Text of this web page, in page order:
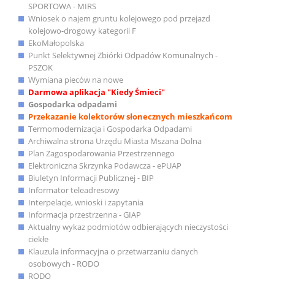
SPORTOWA - MIRS
Wniosek o najem gruntu kolejowego pod przejazd
kolejowo-drogowy kategorii F
EkoMałopolska
Punkt Selektywnej Zbiórki Odpadów Komunalnych -
PSZOK
Wymiana pieców na nowe
Darmowa aplikacja "Kiedy Śmieci"
Gospodarka odpadami
Przekazanie kolektorów słonecznych mieszkańcom
Termomodernizacja i Gospodarka Odpadami
Archiwalna strona Urzędu Miasta Mszana Dolna
Plan Zagospodarowania Przestrzennego
Elektroniczna Skrzynka Podawcza - ePUAP
Biuletyn Informacji Publicznej - BIP
Informator teleadresowy
Interpelacje, wnioski i zapytania
Informacja przestrzenna - GIAP
Aktualny wykaz podmiotów odbierających nieczystości
ciekłe
Klauzula informacyjna o przetwarzaniu danych
osobowych - RODO
RODO